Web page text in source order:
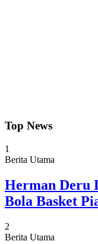
Top News
1
Berita Utama
Herman Deru
Bola Basket
2
Berita Utama